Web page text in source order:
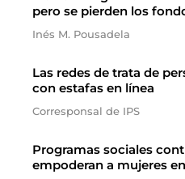
pero se pierden los
Inés M. Pousadela
Las redes de trata de
con estafas en línea
Corresponsal de IPS
Programas sociales
empoderan a mujeres